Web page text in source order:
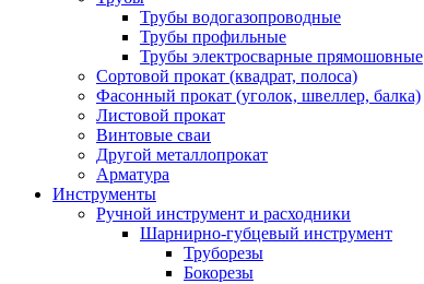
Трубы водогазопроводные
Трубы профильные
Трубы электросварные прямошовные
Сортовой прокат (квадрат, полоса)
Фасонный прокат (уголок, швеллер, балка)
Листовой прокат
Винтовые сваи
Другой металлопрокат
Арматура
Инструменты
Ручной инструмент и расходники
Шарнирно-губцевый инструмент
Труборезы
Бокорезы